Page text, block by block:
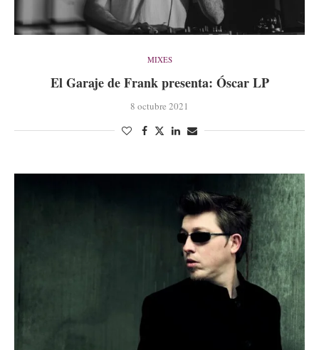
MIXES
El Garaje de Frank presenta: Óscar LP
8 octubre 2021